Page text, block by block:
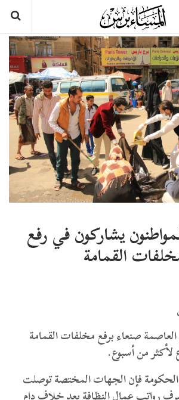
يشاركون في رفع
القمامة
صنعاء برفع مخلفات القمامة
لأكثر من أسبوع.
فإن الجهات المختصة توصلت